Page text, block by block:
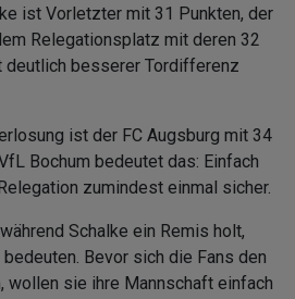
ist Vorletzter mit 31 Punkten, der
Relegationsplatz mit deren 32
deutlich besserer Tordifferenz
ist der FC Augsburg mit 34
Bochum bedeutet das: Einfach
zumindest einmal sicher.
Schalke ein Remis holt,
Bevor sich die Fans den
wollen sie ihre Mannschaft einfach